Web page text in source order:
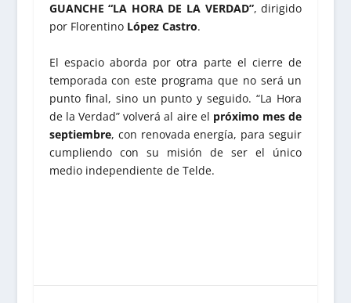
GUANCHE “LA HORA DE LA VERDAD”, dirigido
por Florentino López Castro.
El espacio aborda por otra parte el cierre de
temporada con este programa que no será un
punto final, sino un punto y seguido. “La Hora
de la Verdad” volverá al aire el próximo mes de
septiembre, con renovada energía, para seguir
cumpliendo con su misión de ser el único
medio independiente de Telde.